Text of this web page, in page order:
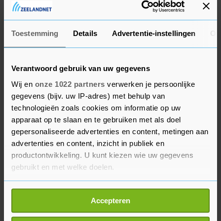
Toestemming Details Advertentie-instellingen
Verantwoord gebruik van uw gegevens
Wij en onze 1022 partners verwerken je persoonlijke
gegevens (bijv. uw IP-adres) met behulp van
technologieën zoals cookies om informatie op uw
apparaat op te slaan en te gebruiken met als doel
gepersonaliseerde advertenties en content, metingen aan
advertenties en content, inzicht in publiek en
productontwikkeling. U kunt kiezen wie uw gegevens
gebruikt en met welke doelen.
Als u het toestaat, willen we ook graag:
Informatie verzamelen over uw geografische
locatie, die tot een paar meter nauwkeurig kan zijn
Accepteren
Lula versloeg eind vorig jaar de zeer rechtse Jair
Bolsonaro.
hoofdstad Brasilia over onder meer
samenwerking op het gebied van waterstof. Lula
zei daar grote plannen voor te hebben. Ook
kwam de ontbossing in de Amazone aan de orde.
Die gaat ook onder Lula nog door. Het is cruciaal
dat die stopt, zei Rutte.
Woensdag is de laatste dag van het bezoek. De
economische missie is dan in Fortaleza in het
noordoosten van het land. Daar staat onder
meer een havenbezoek gepland en een gesprek